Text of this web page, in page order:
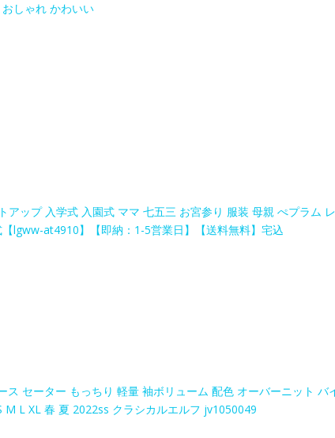
しゃれ かわいい
アップ 入学式 入園式 ママ 七五三 お宮参り 服装 母親 ぺプラム レ
lgww-at4910】【即納：1-5営業日】【送料無料】宅込
セーター もっちり 軽量 袖ボリューム 配色 オーバーニット バ
L XL 春 夏 2022ss クラシカルエルフ jv1050049